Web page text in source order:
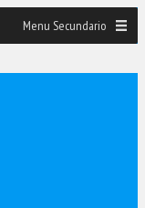
Menu Secundario